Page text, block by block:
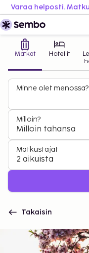
Matkat Hotellit
Minne olet menossa?
Milloin?
Milloin tahansa
Matkustajat
2 aikuista
Takaisin